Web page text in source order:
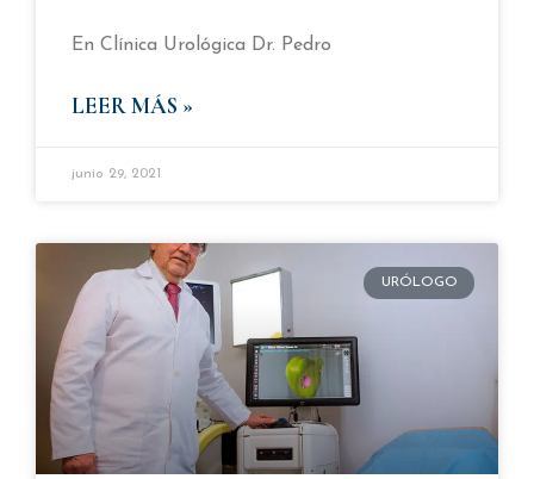
En Clínica Urológica Dr. Pedro
LEER MÁS »
junio 29, 2021
URÓLOGO